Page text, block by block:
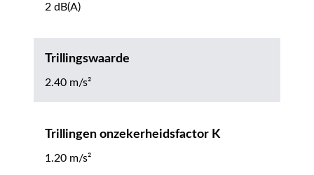
2 dB(A)
Trillingswaarde
2.40 m/s²
Trillingen onzekerheidsfactor K
1.20 m/s²